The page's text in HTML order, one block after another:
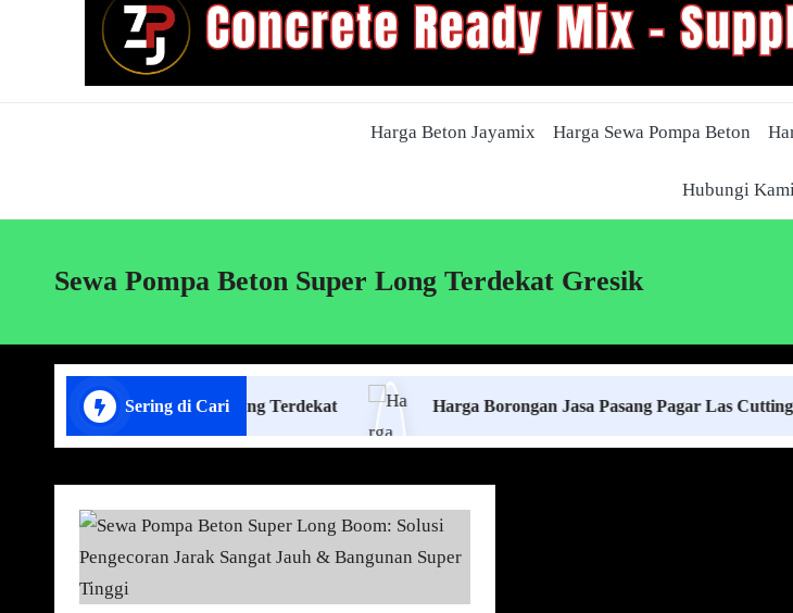
Harga Beton Jayamix Harga Sewa Pompa Beton
Hubungi Kami
Sewa Pompa Beton Super Long Terdekat Gresik
Sering di Cari
Pasang Plafon Lampung Terdekat Harga Borongan Jasa Pasang Pagar Las Cutting